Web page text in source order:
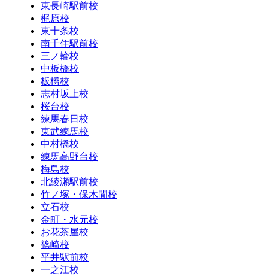
東長崎駅前校
梶原校
東十条校
南千住駅前校
三ノ輪校
中板橋校
板橋校
志村坂上校
桜台校
練馬春日校
東武練馬校
中村橋校
練馬高野台校
梅島校
北綾瀬駅前校
竹ノ塚・保木間校
立石校
金町・水元校
お花茶屋校
篠崎校
平井駅前校
一之江校